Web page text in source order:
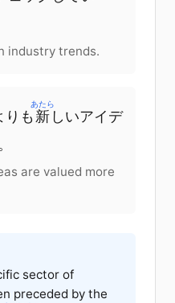
industry trends.
りも 新
あたら
しいアイデ
are valued more
sector of
preceded by the